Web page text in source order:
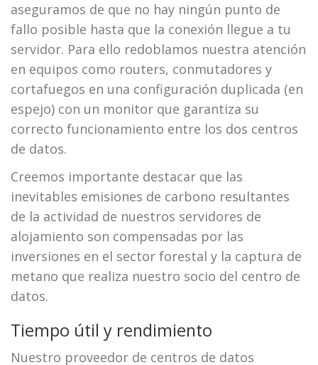
aseguramos de que no hay ningún punto de
fallo posible hasta que la conexión llegue a tu
servidor. Para ello redoblamos nuestra atención
en equipos como routers, conmutadores y
cortafuegos en una configuración duplicada (en
espejo) con un monitor que garantiza su
correcto funcionamiento entre los dos centros
de datos.
Creemos importante destacar que las
inevitables emisiones de carbono resultantes
de la actividad de nuestros servidores de
alojamiento son compensadas por las
inversiones en el sector forestal y la captura de
metano que realiza nuestro socio del centro de
datos.
Tiempo útil y rendimiento
Nuestro proveedor de centros de datos